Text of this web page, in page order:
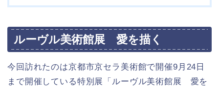
ルーヴル美術館展 愛を描く
今回訪れたのは京都市京セラ美術館で開催9月24日
まで開催している特別展「ルーヴル美術館展 愛を